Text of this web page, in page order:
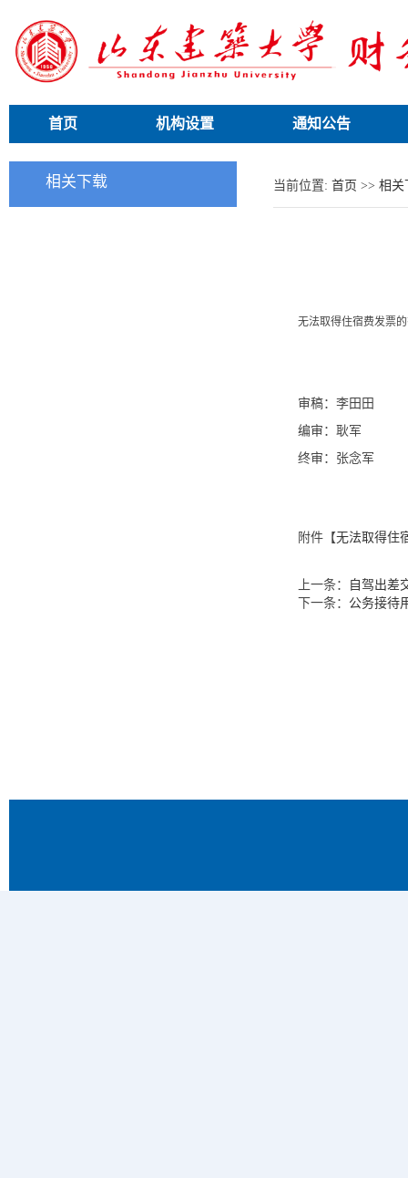
首页 机构设置 通知公告
相关下载 当前位置: 首页 >> 相关
无法取得住宿费发票
审稿：李田田
编审：耿军
终审：张念军
附件【无法取得住
上一条：
自驾出差
下一条： 公务接待